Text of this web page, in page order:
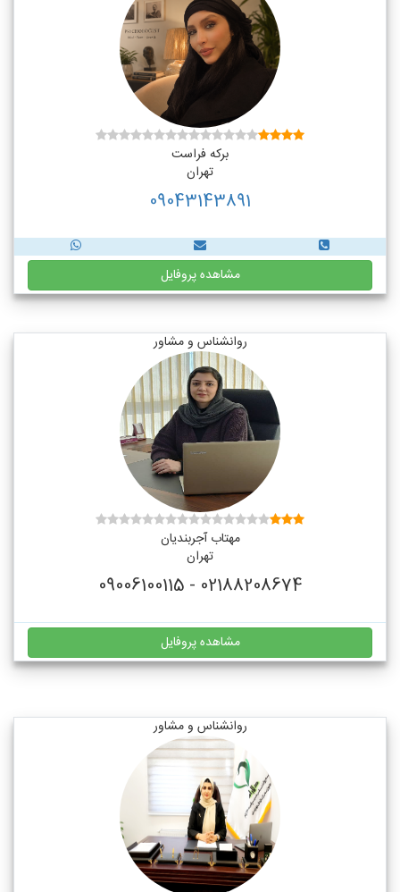
برکه فراست
تهران
09043143891
مشاهده پروفایل
روانشناس و مشاور
مهتاب آجربندیان
تهران
02188208674 - 09006100115
مشاهده پروفایل
روانشناس و مشاور